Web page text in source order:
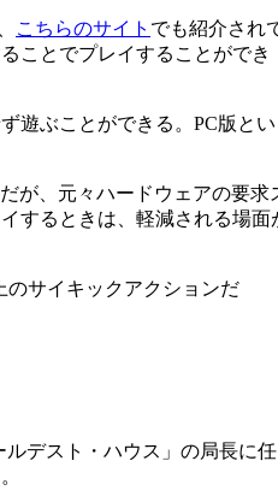
こちらのサイト でも紹介され
ことでプレイすることができ
遊ぶことができる。PC版とい
が、元々ハードウェアの要求
するときは、軽減される場面
ルデスト・ハウス」の局長に任